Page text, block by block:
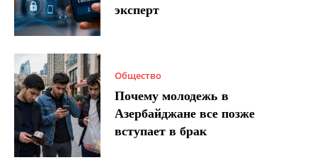
эксперт
Общество
Почему молодежь в
Азербайджане все позже
вступает в брак